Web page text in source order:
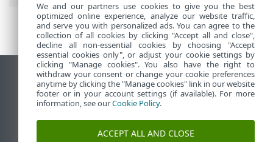
Näytä tietokonesivusto
End of Life
ESET-tietämyskanta
ESET-foorumi
We and our partners use cookies to give you the best
optimized online experience, analyze our website traffic,
and serve you with personalized ads. You can agree to the
collection of all cookies by clicking "Accept all and close",
decline all non-essential cookies by choosing "Accept
essential cookies only", or adjust your cookie settings by
clicking "Manage cookies". You also have the right to
withdraw your consent or change your cookie preferences
anytime by clicking the "Manage cookies" link in our website
footer or in your account settings (if available). For more
information, see ourCookie Policy.
ACCEPT ALL AND CLOSE